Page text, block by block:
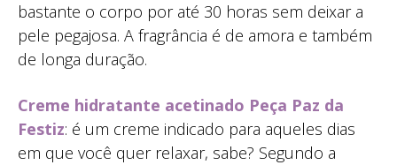
bastante o corpo por até 30 horas sem deixar a
pele pegajosa. A fragrância é de amora e também
de longa duração.
Creme hidratante acetinado Peça Paz da
Festiz: é um creme indicado para aqueles dias
em que você quer relaxar, sabe? Segundo a